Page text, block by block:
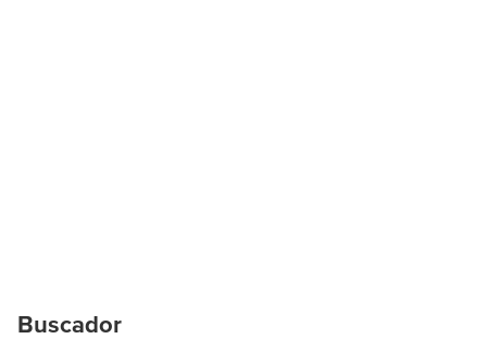
Buscador